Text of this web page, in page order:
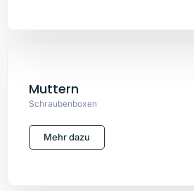
Muttern
Schraubenboxen
Mehr dazu